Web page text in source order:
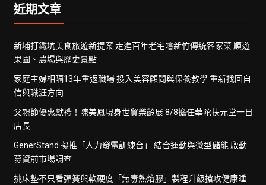
近期文章
新埔打鐵坑美食旅遊新提案 走進百年老宅嚐新竹傳統客家菜 順遊
果園、農場與歷史景點
家庭主婦相隔13年重返職場 投入美容顧問與保養教學 重新找回自
信與職涯方向
父親節優惠獻禮！陳美鳳現身世貿樂齡展 8/8擔任華陀扶元堂一日
店長
GenerStand 擬推「人力發電訓練台」 結合運動與微型儲能 啟動
募資前市場調查
挑床墊不只看彈簧與軟硬度「無毒熱熔膠」製程升級搶攻健康睡